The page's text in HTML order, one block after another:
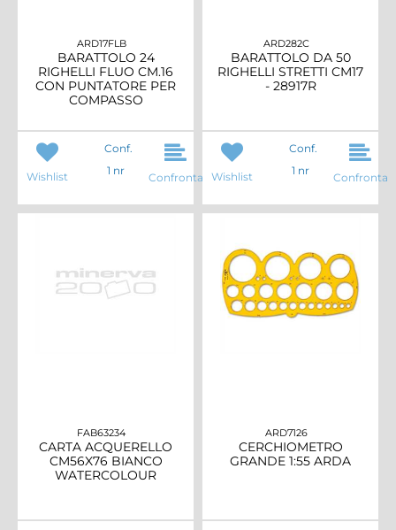
ARD17FLB
BARATTOLO 24
RIGHELLI FLUO CM.16
CON PUNTATORE PER
COMPASSO
Wishlist
Conf.
1 nr
Confronta
ARD282C
BARATTOLO DA 50
RIGHELLI STRETTI CM17
- 28917R
Wishlist
Conf.
1 nr
Confronta
FAB63234
CARTA ACQUERELLO
CM56X76 BIANCO
WATERCOLOUR
ARD7126
CERCHIOMETRO
GRANDE 1:55 ARDA